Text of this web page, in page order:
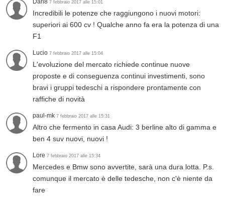
Dari8 7 febbraio 2017 alle 15:01
Incredibili le potenze che raggiungono i nuovi motori:
superiori ai 600 cv ! Qualche anno fa era la potenza di una
F1
Lucio 7 febbraio 2017 alle 15:04
L'evoluzione del mercato richiede continue nuove
proposte e di conseguenza continui investimenti, sono
bravi i gruppi tedeschi a rispondere prontamente con
raffiche di novità
paul-mk 7 febbraio 2017 alle 15:31
Altro che fermento in casa Audi: 3 berline alto di gamma e
ben 4 suv nuovi, nuovi !
Lore 7 febbraio 2017 alle 15:34
Mercedes e Bmw sono avvertite, sarà una dura lotta. P.s.
comunque il mercato è delle tedesche, non c'è niente da
fare